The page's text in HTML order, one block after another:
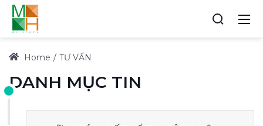
Home TƯ VẤN
DANH MỤC TIN